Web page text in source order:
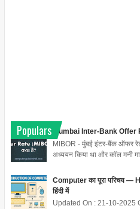
Populars
Mumbai Inter-Bank Offer
MIBOR - मुंबई इंटर-बैंक ऑफर
अध्ययन किया था और कॉल मनी
Computer का पूरा परिचय
हिंदी में
Updated On : 21-10-2025